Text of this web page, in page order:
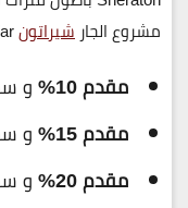
مشروع الجار شيراتون
مقدم 10% و
مقدم 15%
و
مقدم 20%
و